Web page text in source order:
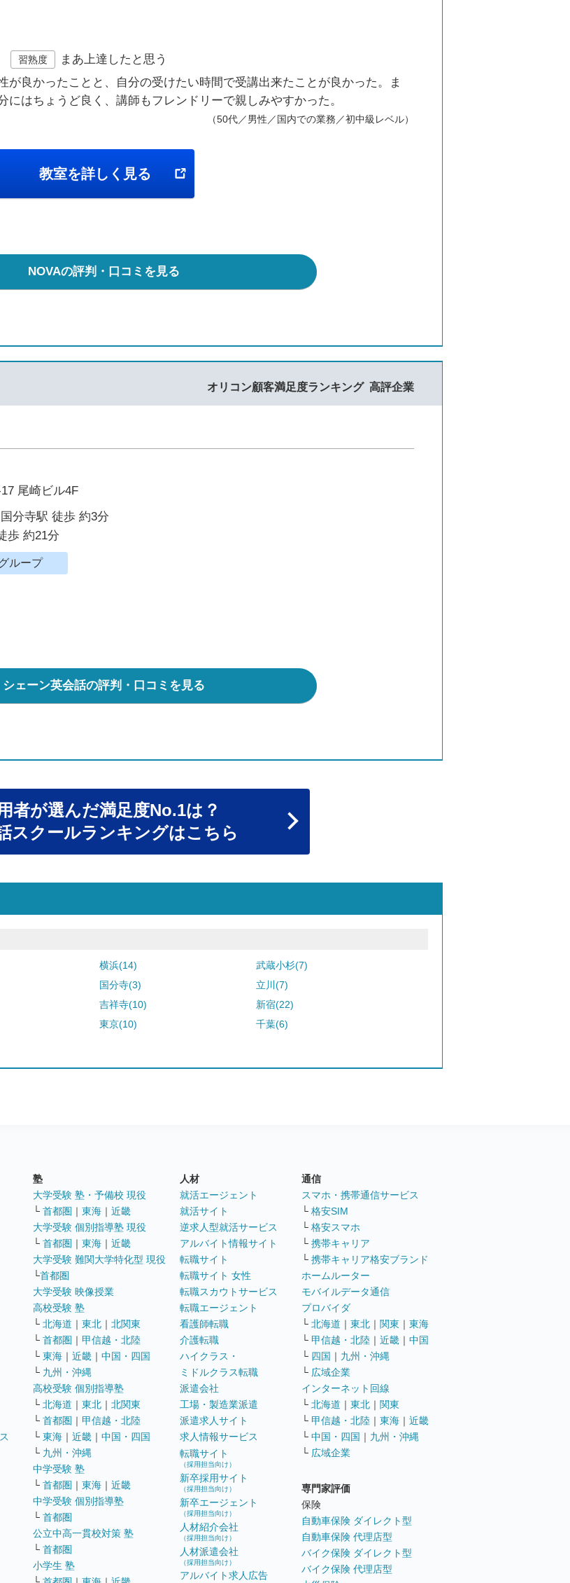
習熟度
まあ上達したと思う
が良かったことと、自分の受けたい時間で受講出来たことが良かった。ま
にはちょうど良く、講師もフレンドリーで親しみやすかった。
（50代／男性／国内での業務／初中級レベル）
教室を詳しく見る
NOVAの評判・口コミを見る
オリコン顧客満足度ランキング 高評企業
尾崎ビル4F
分寺駅 徒歩 約3分
歩 約21分
ループ
シェーン英会話の評判・口コミを見る
者が選んだ満足度No.1は？
スクールランキングはこちら
横浜(14)
武蔵小杉(7)
国分寺(3)
立川(7)
吉祥寺(10)
新宿(22)
東京(10)
千葉(6)
塾
大学受験 塾・予備校 現役
└ 首都圏 ｜ 東海 ｜ 近畿
大学受験 個別指導塾 現役
└ 首都圏 ｜ 東海 ｜ 近畿
大学受験 難関大学特化型 現役
└首都圏
大学受験 映像授業
高校受験 塾
└ 北海道 ｜ 東北 ｜ 北関東
└ 首都圏 ｜ 甲信越・北陸
└ 東海 ｜ 近畿 ｜ 中国・四国
└ 九州・沖縄
高校受験 個別指導塾
└ 北海道 ｜ 東北 ｜ 北関東
└ 首都圏 ｜ 甲信越・北陸
└ 東海 ｜ 近畿 ｜ 中国・四国
└ 九州・沖縄
中学受験 塾
└ 首都圏 ｜ 東海 ｜ 近畿
中学受験 個別指導塾
└ 首都圏
公立中高一貫校対策 塾
└ 首都圏
小学生 塾
人材
就活エージェント
就活サイト
逆求人型就活サービス
アルバイト情報サイト
転職サイト
転職サイト 女性
転職スカウトサービス
転職エージェント
看護師転職
介護転職
ハイクラス・
ミドルクラス転職
派遣会社
工場・製造業派遣
派遣求人サイト
求人情報サービス
転職サイト
（採用担当向け）
新卒採用サイト
（採用担当向け）
新卒エージェント
（採用担当向け）
人材紹介会社
（採用担当向け）
人材派遣会社
（採用担当向け）
アルバイト求人広告
通信
スマホ・携帯通信サービス
└ 格安SIM
└ 格安スマホ
└ 携帯キャリア
└ 携帯キャリア格安ブランド
ホームルーター
モバイルデータ通信
プロバイダ
└ 北海道 ｜ 東北 ｜ 関東 ｜ 東海
└ 甲信越・北陸 ｜ 近畿 ｜ 中国
└ 四国 ｜ 九州・沖縄
└ 広域企業
インターネット回線
└ 北海道 ｜ 東北 ｜ 関東
└ 甲信越・北陸 ｜ 東海 ｜ 近畿
└ 中国・四国 ｜ 九州・沖縄
└ 広域企業
専門家評価
保険
自動車保険 ダイレクト型
自動車保険 代理店型
バイク保険 ダイレクト型
バイク保険 代理店型